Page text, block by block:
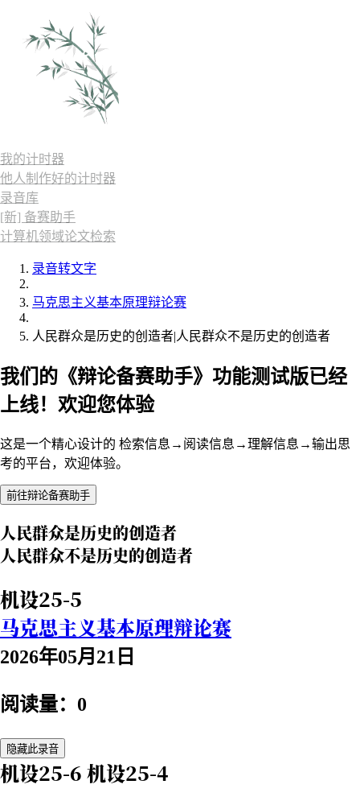
我的计时器
他人制作好的计时器
录音库
[新] 备赛助手
计算机领域论文检索
录音转文字
马克思主义基本原理辩论赛
人民群众是历史的创造者|人民群众不是历史的创造者
我们的《辩论备赛助手》功能测试版已经
上线！欢迎您体验
这是一个精心设计的 检索信息→阅读信息→理解信息→输出思
考的平台，欢迎体验。
前往辩论备赛助手
人民群众是历史的创造者
人民群众不是历史的创造者
机设25-5
马克思主义基本原理辩论赛
2026年05月21日
阅读量：0
隐藏此录音
机设25-6 机设25-4